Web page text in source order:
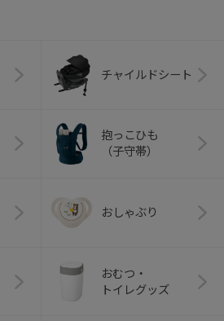
チャイルドシート
抱っこひも
（子守帯）
おしゃぶり
おむつ・
トイレグッズ